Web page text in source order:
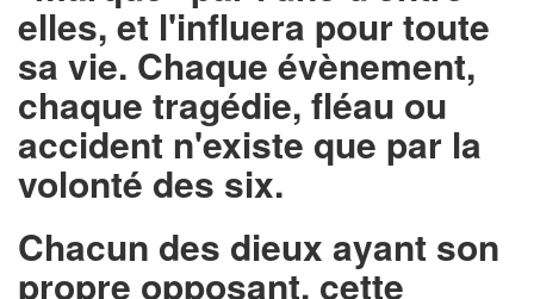
elles, et l'influera pour toute
sa vie. Chaque évènement,
chaque tragédie, fléau ou
accident n'existe que par la
volonté des six.
Chacun des dieux ayant son
propre opposant, cette